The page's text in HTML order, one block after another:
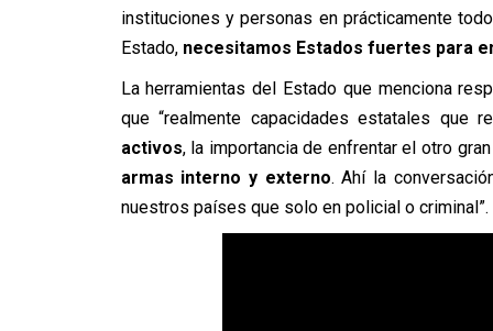
instituciones y personas en prácticamente
Estado, necesitamos Estados fuertes para
La herramientas del Estado que menciona
que “realmente capacidades estatales que
activos, la importancia de enfrentar el otro
armas interno y externo. Ahí la
nuestros países que solo en policial o criminal”.